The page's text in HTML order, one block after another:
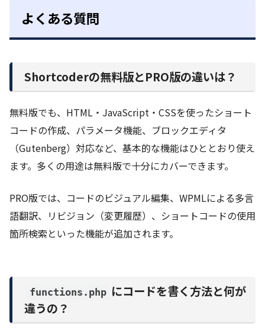
よくある質問
Shortcoderの無料版とPRO版の違いは？
無料版でも、HTML・JavaScript・CSSを使ったショート
コードの作成、パラメータ機能、ブロックエディタ
（Gutenberg）対応など、基本的な機能はひととおり使え
ます。多くの用途は無料版で十分にカバーできます。
PRO版では、コードのビジュアル編集、WPMLによる多言
語翻訳、リビジョン（変更履歴）、ショートコードの使用
箇所検索といった機能が追加されます。
functions.php にコードを書く方法と何が
違うの？